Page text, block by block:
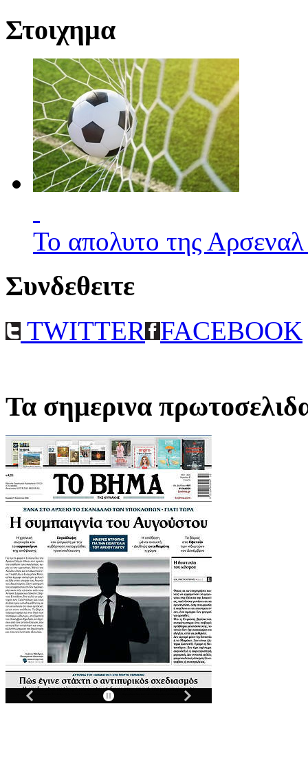
Στοιχημα
Το απολυτο της
Συνδεθειτε
TWITTER FACEBOOK
Τα σημερινα